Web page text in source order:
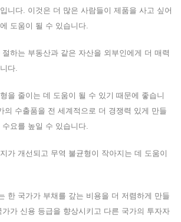
니다. 이것은 더 많은 사람들이 제품을 사고 싶어
도움이 될 수 있습니다.
하는 부동산과 같은 자산을 외부인에게 더 매력
다.
을 줄이는 데 도움이 될 수 있기 때문에 좋습니
의 수출품을 전 세계적으로 더 경쟁력 있게 만들
요를 높일 수 있습니다.
가 개선되고 무역 불균형이 작아지는 데 도움이
한 국가가 부채를 갚는 비용을 더 저렴하게 만들
가 신용 등급을 향상시키고 다른 국가의 투자자